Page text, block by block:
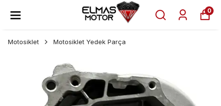
0
Motosiklet Motosiklet Yedek Parça